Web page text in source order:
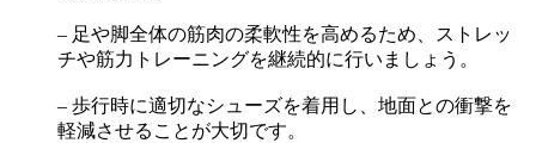
– 足や脚全体の筋肉の柔軟性を高めるため、ストレッ
チや筋力トレーニングを継続的に行いましょう。
– 歩行時に適切なシューズを着用し、地面との衝撃を
軽減させることが大切です。